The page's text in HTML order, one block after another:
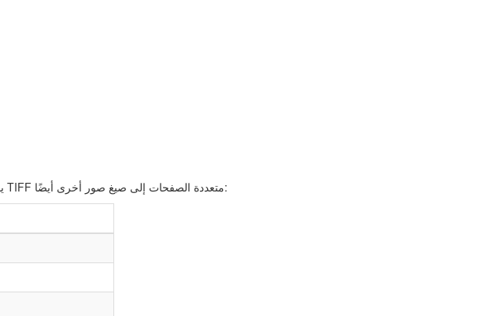
JPEG هي الصيغة المستهدفة الأكثر شيوعًا، لكن Tiff Paging يمكنه تقسيم ملفات TIFF متعددة الصفحات إلى صيغ صور أخرى أيضًا: